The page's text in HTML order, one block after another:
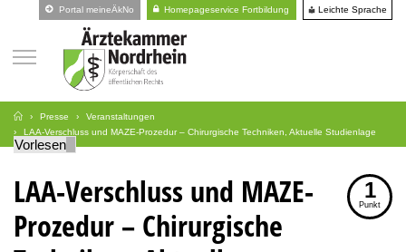
Portal meineÄkNo Homepageservice Fortbildung Leichte Sprache
Presse
Veranstaltungen
LAA-Verschluss und MAZE-Prozedur – Chirurgische Techniken, Aktuelle Studienlage
Vorlesen
LAA-Verschluss und MAZE-
Prozedur – Chirurgische
1
Punkt